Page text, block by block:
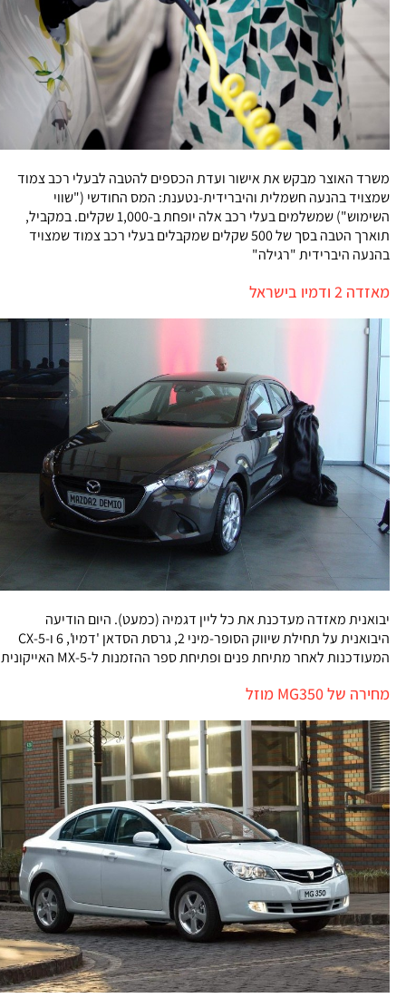
משרד האוצר מבקש את אישור ועדת הכספים להטבה לבעלי רכב צמוד
שמצויד בהנעה חשמלית והיברידית-נטענת: המס החודשי ("שווי
השימוש") שמשלמים בעלי רכב אלה יופחת ב-1,000 שקלים. במקביל,
תוארך הטבה בסך של 500 שקלים שמקבלים בעלי רכב צמוד שמצויד
בהנעה היברידית "רגילה"
מאזדה 2 ודמיו בישראל
יבואנית מאזדה מעדכנת את כל ליין דגמיה (כמעט). היום הודיעה
היבואנית על תחילת שיווק הסופר-מיני 2, גרסת הסדאן 'דמיו', 6 ו-CX-5
המעודכנות לאחר מתיחת פנים ופתיחת ספר ההזמנות ל-MX-5 האייקונית
מחירה של MG350 מוזל